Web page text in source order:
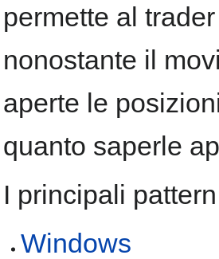
permette al
nonostante il
aperte le
quanto saperle
I principali
Windows